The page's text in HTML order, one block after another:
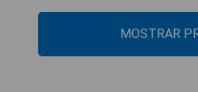
MOSTRAR